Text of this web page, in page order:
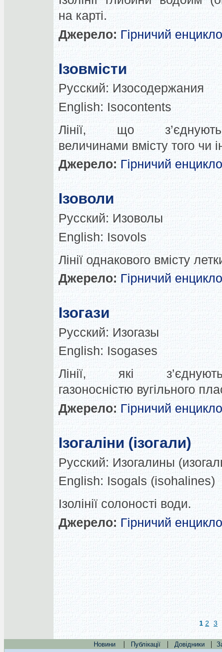
на карті.
Джерело: Гірничий
Ізовмісти
Русский: Изосодержания
English: Isocontents
Лінії, що
величинами вмісту того чи
Джерело: Гірничий
Ізоволи
Русский: Изоволы
English: Isovols
Лінії однакового вмісту
Джерело: Гірничий
Ізогази
Русский: Изогазы
English: Isogases
Лінії, які
газоносністю вугільного
Джерело: Гірничий
Ізогаліни (ізогали)
Русский: Изогалины
English: Isogals (isohalines)
Ізолінії солоності води.
Джерело: Гірничий
1 2 3
Новини | Публікації | Довідники |